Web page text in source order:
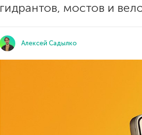
гидрантов, мостов и
Алексей Садылко